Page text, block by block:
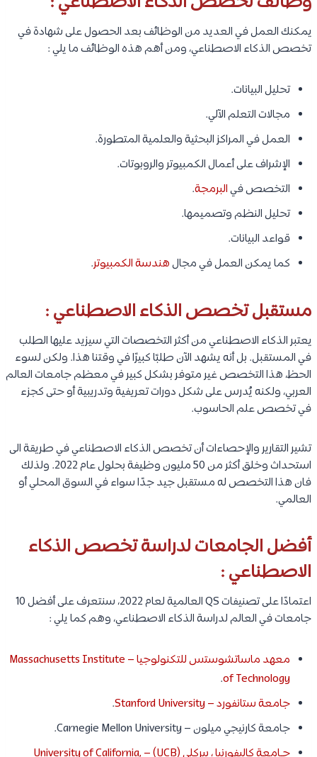
يمكنك العمل في العديد من الوظائف بعد الحصول على شهادة في
تخصص الذكاء الاصطناعي، ومن أهم هذه الوظائف ما يلي :
تحليل البيانات.
مجالات التعلم الآلي.
العمل في المراكز البحثية والعلمية المتطورة.
الإشراف على أعمال الكمبيوتر والروبوتات.
التخصص فيالبرمجة.
تحليل النظم وتصميمها.
قواعد البيانات.
كما يمكن العمل في مجالهندسة الكمبيوتر.
مستقبل تخصص الذكاء الاصطناعي :
يعتبر الذكاء الاصطناعي من أكثر التخصصات التي سيزيد عليها الطلب
في المستقبل. بل أنه يشهد الآن طلبًا كبيرًا في وقتنا هذا. ولكن لسوء
الحظ، هذا التخصص غير متوفر بشكل كبير في معظم جامعات العالم
العربي، ولكنه يُدرس على شكل دورات تعريفية وتدريبية أو حتى كجزء
في تخصص علم الحاسوب.
تشير التقارير والإحصاءات أن تخصص الذكاء الاصطناعي في طريقة الى
استحداث وخلق أكثر من 50 مليون وظيفة بحلول عام 2022. ولذلك
فان هذا التخصص له مستقبل جيد جدًا سواء في السوق المحلي أو
العالمي.
أفضل الجامعات لدراسة تخصص الذكاء
الاصطناعي :
اعتمادًا على تصنيفات QS العالمية لعام 2022، سنتعرف على أفضل 10
جامعات في العالم لدراسة الذكاء الاصطناعي، وهم كما يلي :
معهد ماساتشوستس للتكنولوجيا – Massachusetts Institute
of Technology
.
جامعة ستانفورد – Stanford University
.
جامعة كارنيجي ميلون – Carnegie Mellon University.